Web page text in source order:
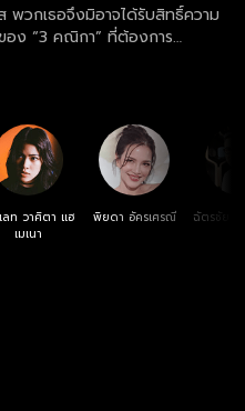
พวกเธอจึงมิอาจได้รับสิทธิ์ความ
กอบกู้ศักดิ์ศรีความเป็นคนสำเร็จ
ลท วาศิตา แฮ
เมเนา
พิยดา อัครเศรณี ฉัตรชัย เ